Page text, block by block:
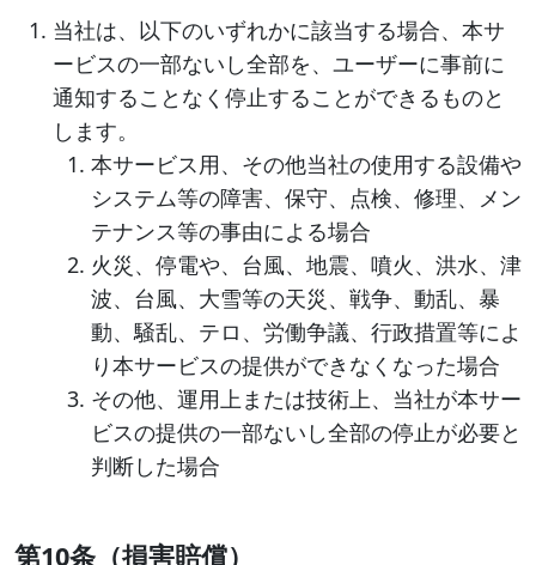
当社は、以下のいずれかに該当する場合、本サ
ービスの一部ないし全部を、ユーザーに事前に
通知することなく停止することができるものと
します。
本サービス用、その他当社の使用する設備や
システム等の障害、保守、点検、修理、メン
テナンス等の事由による場合
火災、停電や、台風、地震、噴火、洪水、津
波、台風、大雪等の天災、戦争、動乱、暴
動、騒乱、テロ、労働争議、行政措置等によ
り本サービスの提供ができなくなった場合
その他、運用上または技術上、当社が本サー
ビスの提供の一部ないし全部の停止が必要と
判断した場合
第10条（損害賠償）